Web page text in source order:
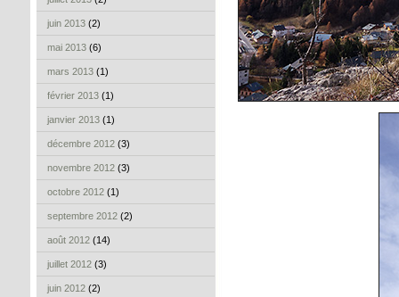
juin 2013 (2)
mai 2013 (6)
mars 2013 (1)
février 2013 (1)
janvier 2013 (1)
décembre 2012 (3)
novembre 2012 (3)
octobre 2012 (1)
septembre 2012 (2)
août 2012 (14)
juillet 2012 (3)
juin 2012 (2)